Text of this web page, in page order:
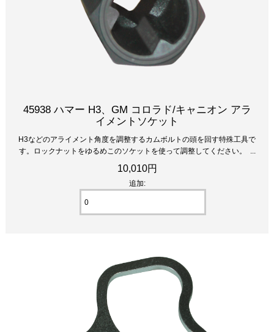
45938 ハマー H3、GM コロラド/キャニオン アラ
イメントソケット
H3などのアライメント角度を調整するカムボルトの頭を回す特殊工具で
す。ロックナットをゆるめこのソケットを使って調整してください。 ...
10,010円
追加: